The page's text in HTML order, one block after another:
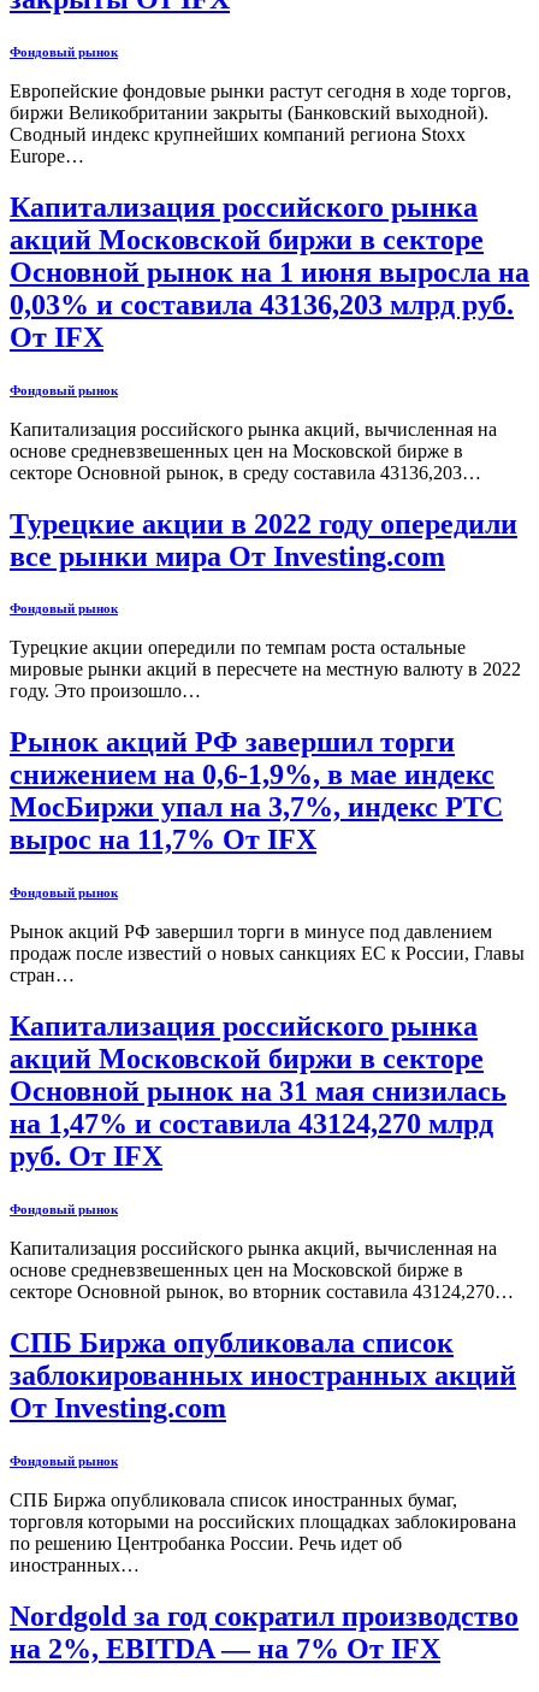
Фондовый рынок
Европейские фондовые рынки растут сегодня в ходе торгов,
биржи Великобритании закрыты (Банковский выходной).
Сводный индекс крупнейших компаний региона Stoxx
Europe…
Капитализация российского рынка
акций Московской биржи в секторе
Основной рынок на 1 июня выросла на
0,03% и составила 43136,203 млрд руб.
От IFX
Фондовый рынок
Капитализация российского рынка акций, вычисленная на
основе средневзвешенных цен на Московской бирже в
секторе Основной рынок, в среду составила 43136,203…
Турецкие акции в 2022 году опередили
все рынки мира От Investing.com
Фондовый рынок
Турецкие акции опередили по темпам роста остальные
мировые рынки акций в пересчете на местную валюту в 2022
году. Это произошло…
Рынок акций РФ завершил торги
снижением на 0,6-1,9%, в мае индекс
МосБиржи упал на 3,7%, индекс РТС
вырос на 11,7% От IFX
Фондовый рынок
Рынок акций РФ завершил торги в минусе под давлением
продаж после известий о новых санкциях ЕС к России, Главы
стран…
Капитализация российского рынка
акций Московской биржи в секторе
Основной рынок на 31 мая снизилась
на 1,47% и составила 43124,270 млрд
руб. От IFX
Фондовый рынок
Капитализация российского рынка акций, вычисленная на
основе средневзвешенных цен на Московской бирже в
секторе Основной рынок, во вторник составила 43124,270…
СПБ Биржа опубликовала список
заблокированных иностранных акций
От Investing.com
Фондовый рынок
СПБ Биржа опубликовала список иностранных бумаг,
торговля которыми на российских площадках заблокирована
по решению Центробанка России. Речь идет об
иностранных…
Nordgold за год сократил производство
на 2%, EBITDA — на 7% От IFX